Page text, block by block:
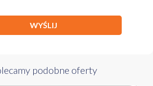
WYŚLIJ
podobne oferty